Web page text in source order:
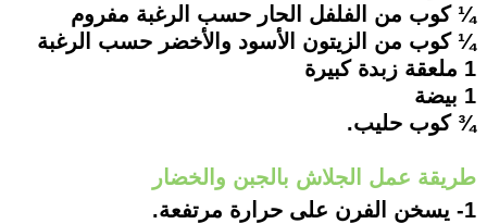
¼ كوب من الفلفل الحار حسب الرغبة مفروم
¼ كوب من الزيتون الأسود والأخضر حسب الرغبة
1 ملعقة زبدة كبيرة
1 بيضة
¾ كوب حليب.
طريقة عمل الجلاش بالجبن والخضار
1- يسخن الفرن على حرارة مرتفعة.